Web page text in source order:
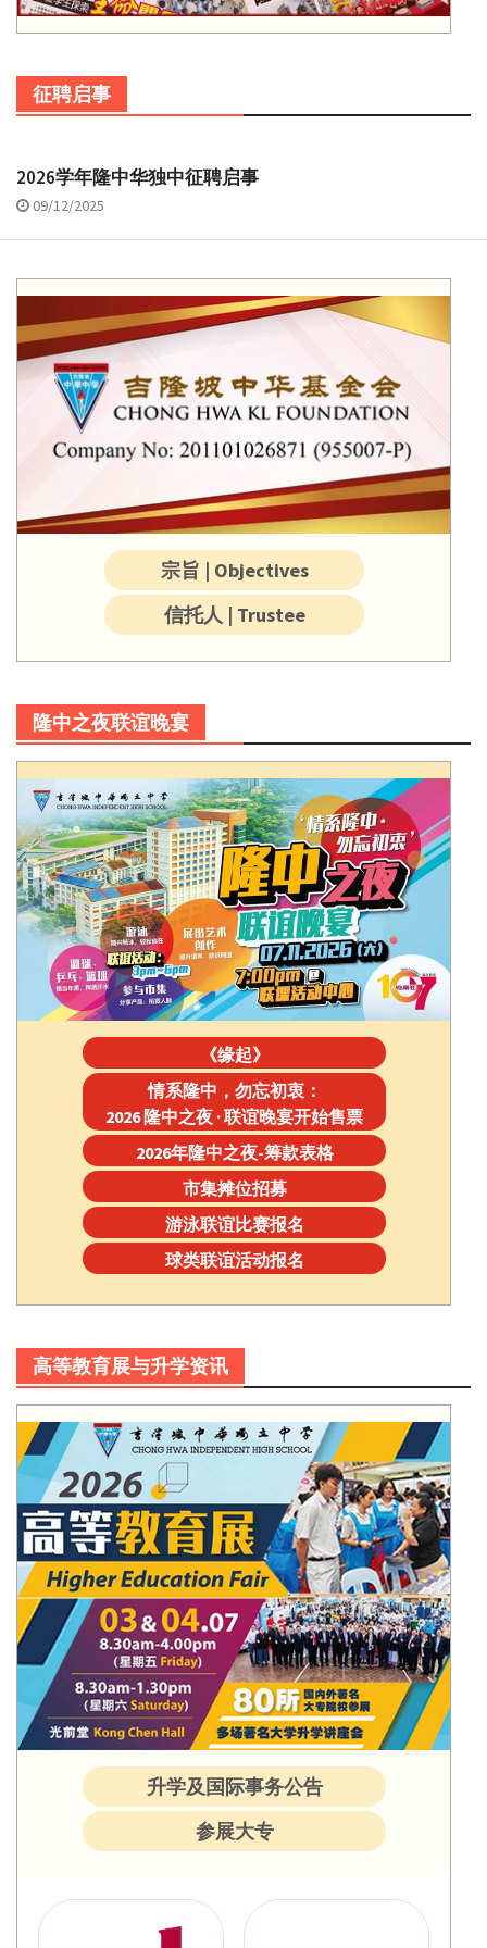
征聘启事
2026学年隆中华独中征聘启事
09/12/2025
宗旨 | Objectives
信托人 | Trustee
隆中之夜联谊晚宴
《缘起》
情系隆中，勿忘初衷：
2026 隆中之夜 · 联谊晚宴开始售票
2026年隆中之夜-筹款表格
市集摊位招募
游泳联谊比赛报名
球类联谊活动报名
高等教育展与升学资讯
升学及国际事务公告
参展大专